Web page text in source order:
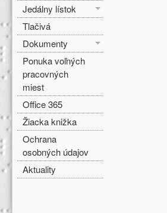
Jedálny lístok
Tlačivá
Dokumenty
Ponuka voľných
pracovných
miest
Office 365
Žiacka knižka
Ochrana
osobných údajov
Aktuality